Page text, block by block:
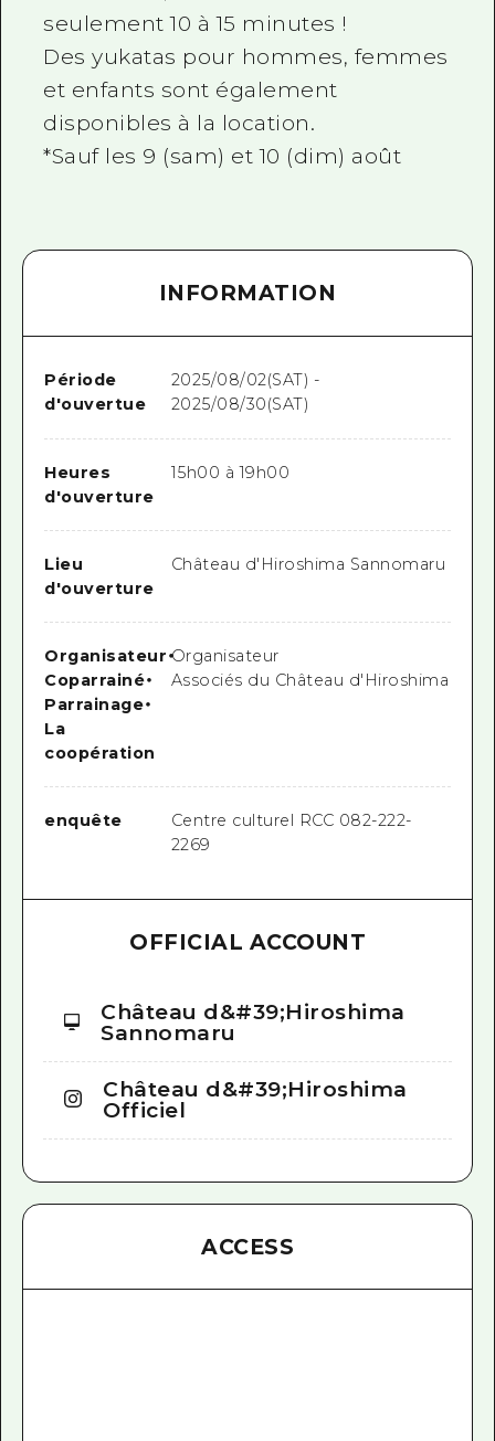
seulement 10 à 15 minutes !
Des yukatas pour hommes, femmes
et enfants sont également
disponibles à la location.
*Sauf les 9 (sam) et 10 (dim) août
INFORMATION
Période
d'ouvertue
2025/08/02(SAT) -
2025/08/30(SAT)
Heures
d'ouverture
15h00 à 19h00
Lieu
d'ouverture
Château d'Hiroshima Sannomaru
Organisateur・
Coparrainé・
Parrainage・
La
coopération
Organisateur
Associés du Château d'Hiroshima
enquête
Centre culturel RCC 082-222-
2269
OFFICIAL ACCOUNT
Château d&#39;Hiroshima
Sannomaru
Château d&#39;Hiroshima
Officiel
ACCESS